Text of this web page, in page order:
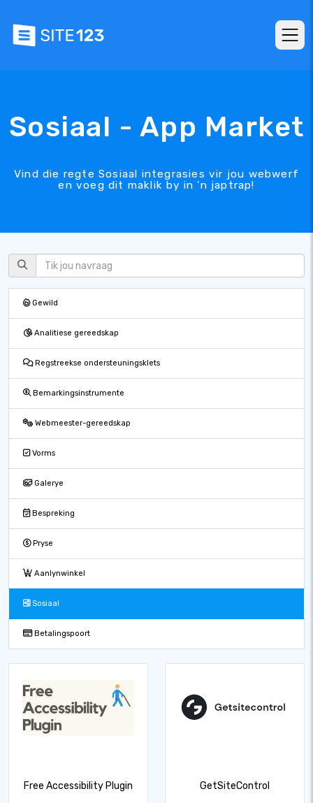
Sosiaal - App Market
Vind die regte Sosiaal integrasies vir jou webwerf
en voeg dit maklik by in 'n japtrap!
Gewild
Analitiese gereedskap
Regstreekse ondersteuningsklets
Bemarkingsinstrumente
Webmeester-gereedskap
Vorms
Galerye
Bespreking
Pryse
Aanlynwinkel
Sosiaal
Betalingspoort
Free Accessibility Plugin GetSiteControl